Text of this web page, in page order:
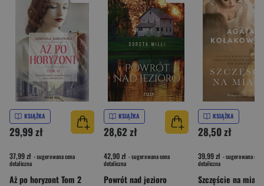
KSIĄŻKA
29,99 zł
37,99 zł - sugerowana cena
detaliczna
Aż po horyzont Tom 2
KSIĄŻKA
28,62 zł
42,90 zł - sugerowana cena
detaliczna
Powrót nad jezioro
KSIĄŻKA
28,50 zł
39,99 zł - sugerowana cena
detaliczna
Szczęście na miarę